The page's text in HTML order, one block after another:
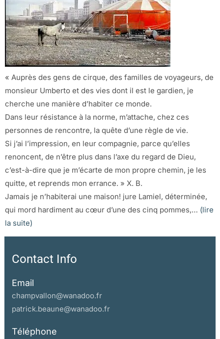
« Auprès des gens de cirque, des familles de voyageurs, de
monsieur Umberto et des vies dont il est le gardien, je
cherche une manière d’habiter ce monde.
Dans leur résistance à la norme, m’attache, chez ces
personnes de rencontre, la quête d’une règle de vie.
Si j’ai l’impression, en leur compagnie, parce qu’elles
renoncent, de n’être plus dans l’axe du regard de Dieu,
c’est-à-dire que je m’écarte de mon propre chemin, je les
quitte, et reprends mon errance. » X. B.
Jamais je n’habiterai une maison! jure Lamiel, déterminée,
qui mord hardiment au cœur d’une des cinq pommes,… (lire
la suite)
Contact Info
Email
champvallon@wanadoo.fr
patrick.beaune@wanadoo.fr
Téléphone